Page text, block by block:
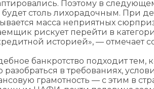
Поэтому в
будет столь лихорадочным. При
масса неприятных
рискует перейти в
историей», — отмечает
банкротство подходит тем,
разобраться в требованиях,
грамотность — с этим в